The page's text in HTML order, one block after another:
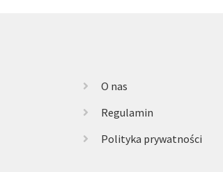
O nas
Regulamin
Polityka prywatności